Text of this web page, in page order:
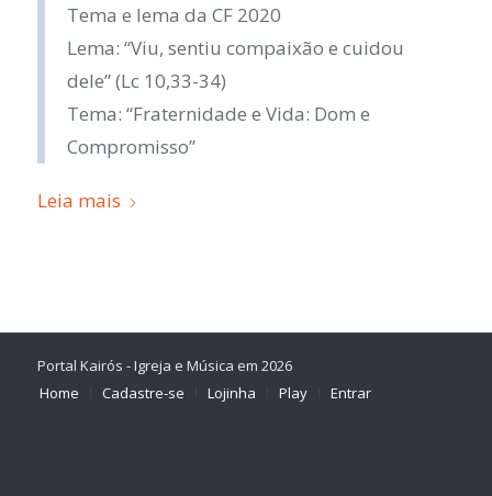
Tema e lema da CF 2020
Lema: “Viu, sentiu compaixão e cuidou
dele” (Lc 10,33-34)
Tema: “Fraternidade e Vida: Dom e
Compromisso”
Leia mais
Portal Kairós - Igreja e Música em 2026
Home
Cadastre-se Lojinha Play Entrar